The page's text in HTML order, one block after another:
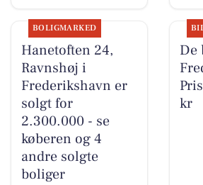
BOLIGMARKED
Hanetoften 24,
Ravnshøj i
Frederikshavn er
solgt for
2.300.000 - se
køberen og 4
andre solgte
boliger
De
kr